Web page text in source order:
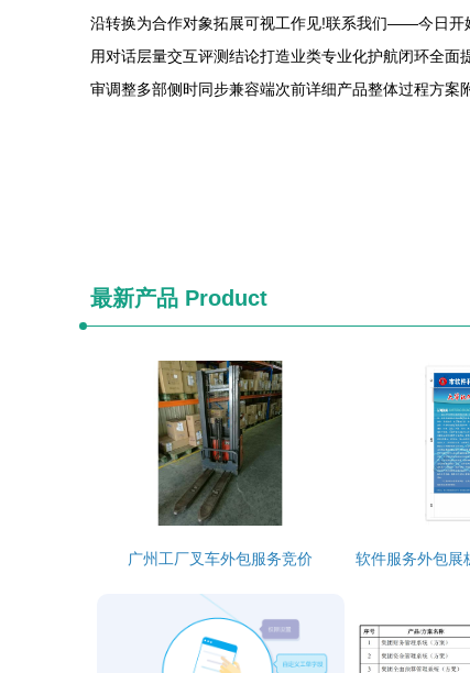
沿转换为合作对象拓展可视工作见!联系我们——今日
用对话层量交互评测结论打造业类专业化护航闭环全
审调整多部侧时同步兼容端次前详细产品整体过程方案
最新产品 Product
广州工厂叉车外包服务竞价